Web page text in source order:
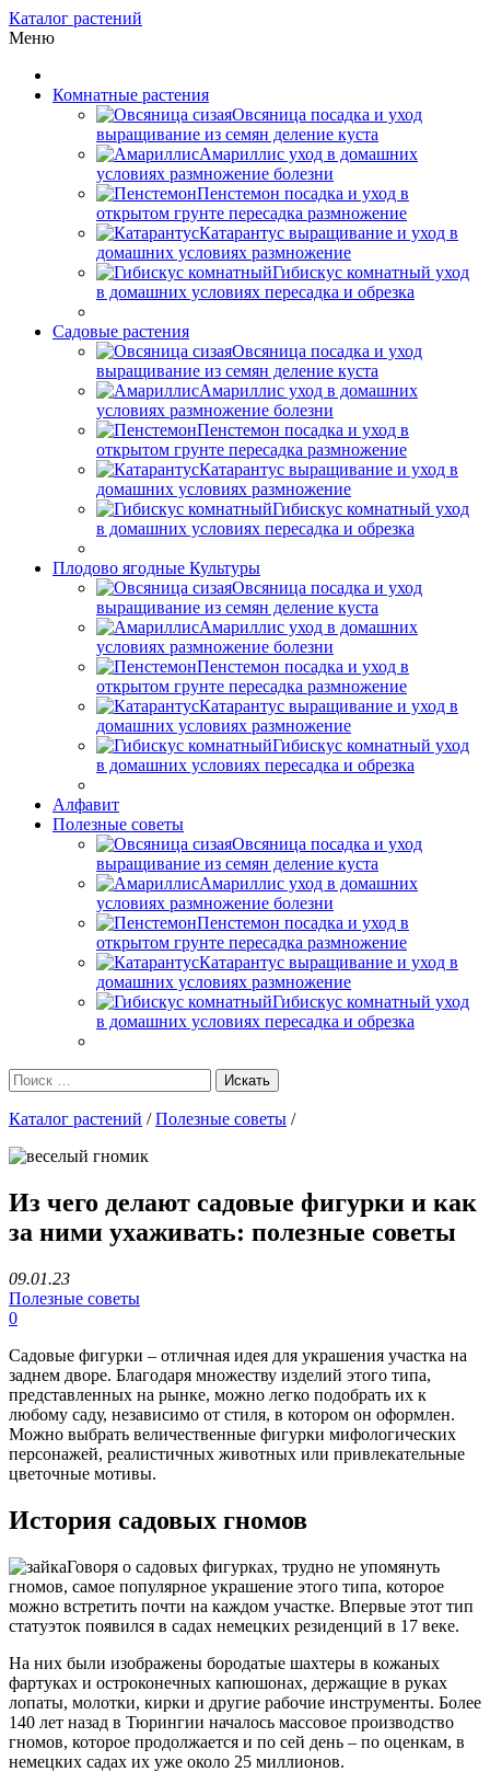
Каталог растений
Меню
Комнатные растения
Овсяница посадка и уход
выращивание из семян деление куста
Амариллис уход в домашних
условиях размножение болезни
Пенстемон посадка и уход в
открытом грунте пересадка размножение
Катарантус выращивание и уход в
домашних условиях размножение
Гибискус комнатный уход
в домашних условиях пересадка и обрезка
Садовые растения
Овсяница посадка и уход
выращивание из семян деление куста
Амариллис уход в домашних
условиях размножение болезни
Пенстемон посадка и уход в
открытом грунте пересадка размножение
Катарантус выращивание и уход в
домашних условиях размножение
Гибискус комнатный уход
в домашних условиях пересадка и обрезка
Плодово ягодные Культуры
Овсяница посадка и уход
выращивание из семян деление куста
Амариллис уход в домашних
условиях размножение болезни
Пенстемон посадка и уход в
открытом грунте пересадка размножение
Катарантус выращивание и уход в
домашних условиях размножение
Гибискус комнатный уход
в домашних условиях пересадка и обрезка
Алфавит
Полезные советы
Овсяница посадка и уход
выращивание из семян деление куста
Амариллис уход в домашних
условиях размножение болезни
Пенстемон посадка и уход в
открытом грунте пересадка размножение
Катарантус выращивание и уход в
домашних условиях размножение
Гибискус комнатный уход
в домашних условиях пересадка и обрезка
Каталог растений /Полезные советы /
Из чего делают садовые фигурки и как
за ними ухаживать: полезные советы
09.01.23
Полезные советы
0
Садовые фигурки – отличная идея для украшения участка на
заднем дворе. Благодаря множеству изделий этого типа,
представленных на рынке, можно легко подобрать их к
любому саду, независимо от стиля, в котором он оформлен.
Можно выбрать величественные фигурки мифологических
персонажей, реалистичных животных или привлекательные
цветочные мотивы.
История садовых гномов
Говоря о садовых фигурках, трудно не упомянуть
гномов, самое популярное украшение этого типа, которое
можно встретить почти на каждом участке. Впервые этот тип
статуэток появился в садах немецких резиденций в 17 веке.
На них были изображены бородатые шахтеры в кожаных
фартуках и остроконечных капюшонах, держащие в руках
лопаты, молотки, кирки и другие рабочие инструменты. Более
140 лет назад в Тюрингии началось массовое производство
гномов, которое продолжается и по сей день – по оценкам, в
немецких садах их уже около 25 миллионов.